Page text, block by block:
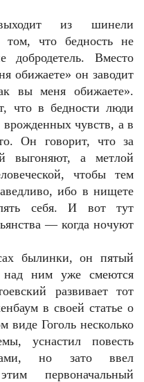
из шинели
что бедность не
Вместо
обижаете» он заводит
вы меня обижаете».
что в бедности люди
врожденных чувств, а в
Он говорит, что за
выгоняют, а метлой
чтобы тем
ибо в нищете
себя. И вот тут
— когда ночуют
былинки, он пятый
ним уже смеются
развивает тот
в своей статье о
виде Гоголь несколько
уснастил повесть
но зато ввел
первоначальный